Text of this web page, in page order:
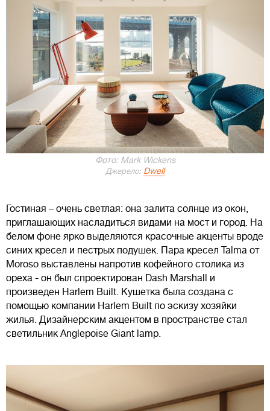
Фото: Mark Wickens
Джерело: Dwell
Гостиная – очень светлая: она залита солнце из окон,
приглашающих насладиться видами на мост и город. На
белом фоне ярко выделяются красочные акценты вроде
синих кресел и пестрых подушек. Пара кресел Talma от
Moroso выставлены напротив кофейного столика из
ореха - он был спроектирован Dash Marshall и
произведен Harlem Built. Кушетка была создана с
помощью компании Harlem Built по эскизу хозяйки
жилья. Дизайнерским акцентом в пространстве стал
светильник Anglepoise Giant lamp.